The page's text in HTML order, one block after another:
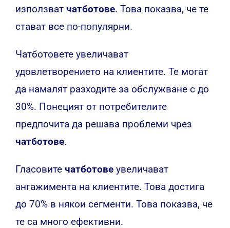
използват чатботове. Това показва, че те
стават все по-популярни.
Чатботовете увеличават
удовлетворението на клиентите. Те могат
да намалят разходите за обслужване с до
30%. Понецият от потребителите
предпочита да решава проблеми чрез
чатботове.
Гласовите чатботове увеличават
ангажимента на клиентите. Това достига
до 70% в някои сегменти. Това показва, че
те са много ефективни.